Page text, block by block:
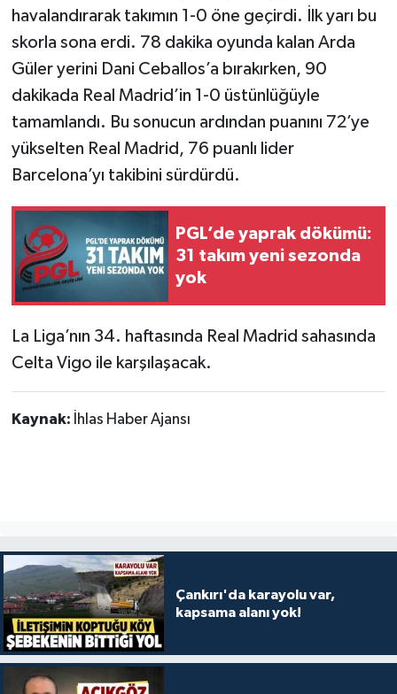
havalandırarak takımın 1-0 öne geçirdi. İlk yarı bu
skorla sona erdi. 78 dakika oyunda kalan Arda
Güler yerini Dani Ceballos’a bırakırken, 90
dakikada Real Madrid’in 1-0 üstünlüğüyle
tamamlandı. Bu sonucun ardından puanını 72’ye
yükselten Real Madrid, 76 puanlı lider
Barcelona’yı takibini sürdürdü.
PGL’de yaprak dökümü:
31 takım yeni sezonda
yok
La Liga’nın 34. haftasında Real Madrid sahasında
Celta Vigo ile karşılaşacak.
Kaynak: İhlas Haber Ajansı
Çankırı'da karayolu var,
kapsama alanı yok!
TÜRKİYE
DÜNYA